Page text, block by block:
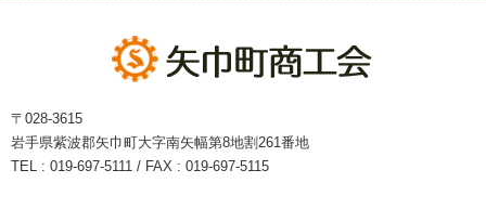
〒028-3615
岩手県紫波郡矢巾町大字南矢幅第8地割261番地
TEL : 019-697-5111 / FAX : 019-697-5115